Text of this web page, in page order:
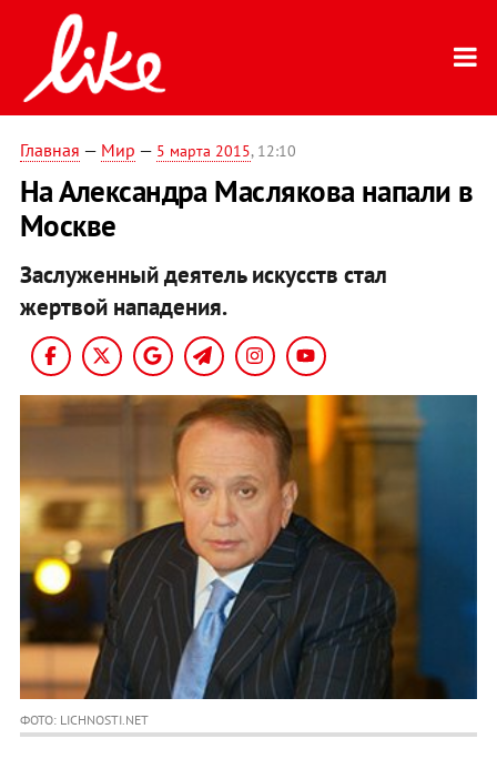
Главная — Мир — 5 марта 2015, 12:10
На Александра Маслякова напали в
Москве
Заслуженный деятель искусств стал
жертвой нападения.
ФОТО: LICHNOSTI.NET